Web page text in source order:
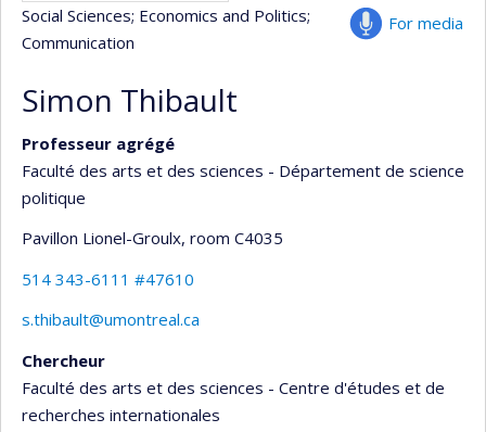
For media
Social Sciences; Economics and Politics;
Communication
Simon Thibault
Professeur agrégé
Faculté des arts et des sciences - Département de science
politique
Pavillon Lionel-Groulx, room C4035
514 343-6111 #47610
s.thibault@umontreal.ca
Chercheur
Faculté des arts et des sciences - Centre d'études et de
recherches internationales